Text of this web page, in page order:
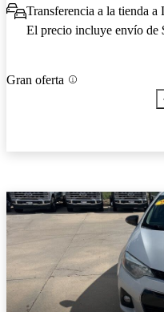
Transferencia a la tienda
El precio incluye envío de
Gran oferta